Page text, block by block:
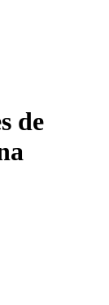
de